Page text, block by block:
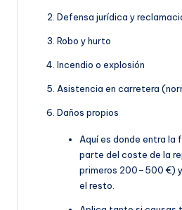
Defensa jurídica y
Robo y hurto
Incendio o explosión
Asistencia en carretera
Daños propios
Aquí es donde entra la
parte del coste de la
primeros 200–500 €)
el resto.